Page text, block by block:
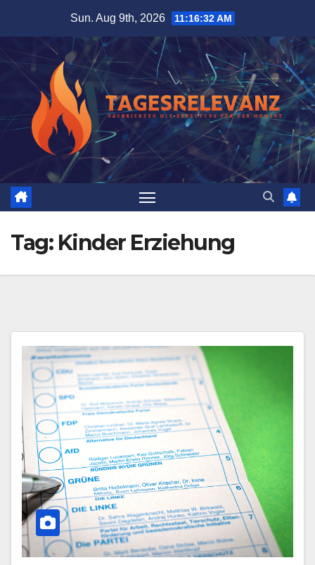
content
Sun. Aug 9th, 2026 11:16:32 AM
Tag: Kinder Erziehung